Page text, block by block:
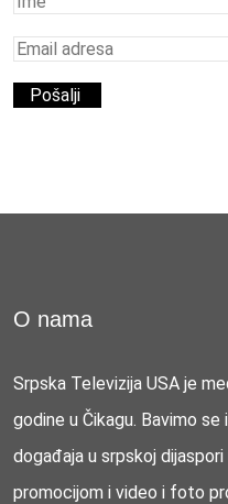
O nama
Srpska Televizija USA je
godine u Čikagu. Bavimo
događaja u srpskoj
promocijom i video i foto